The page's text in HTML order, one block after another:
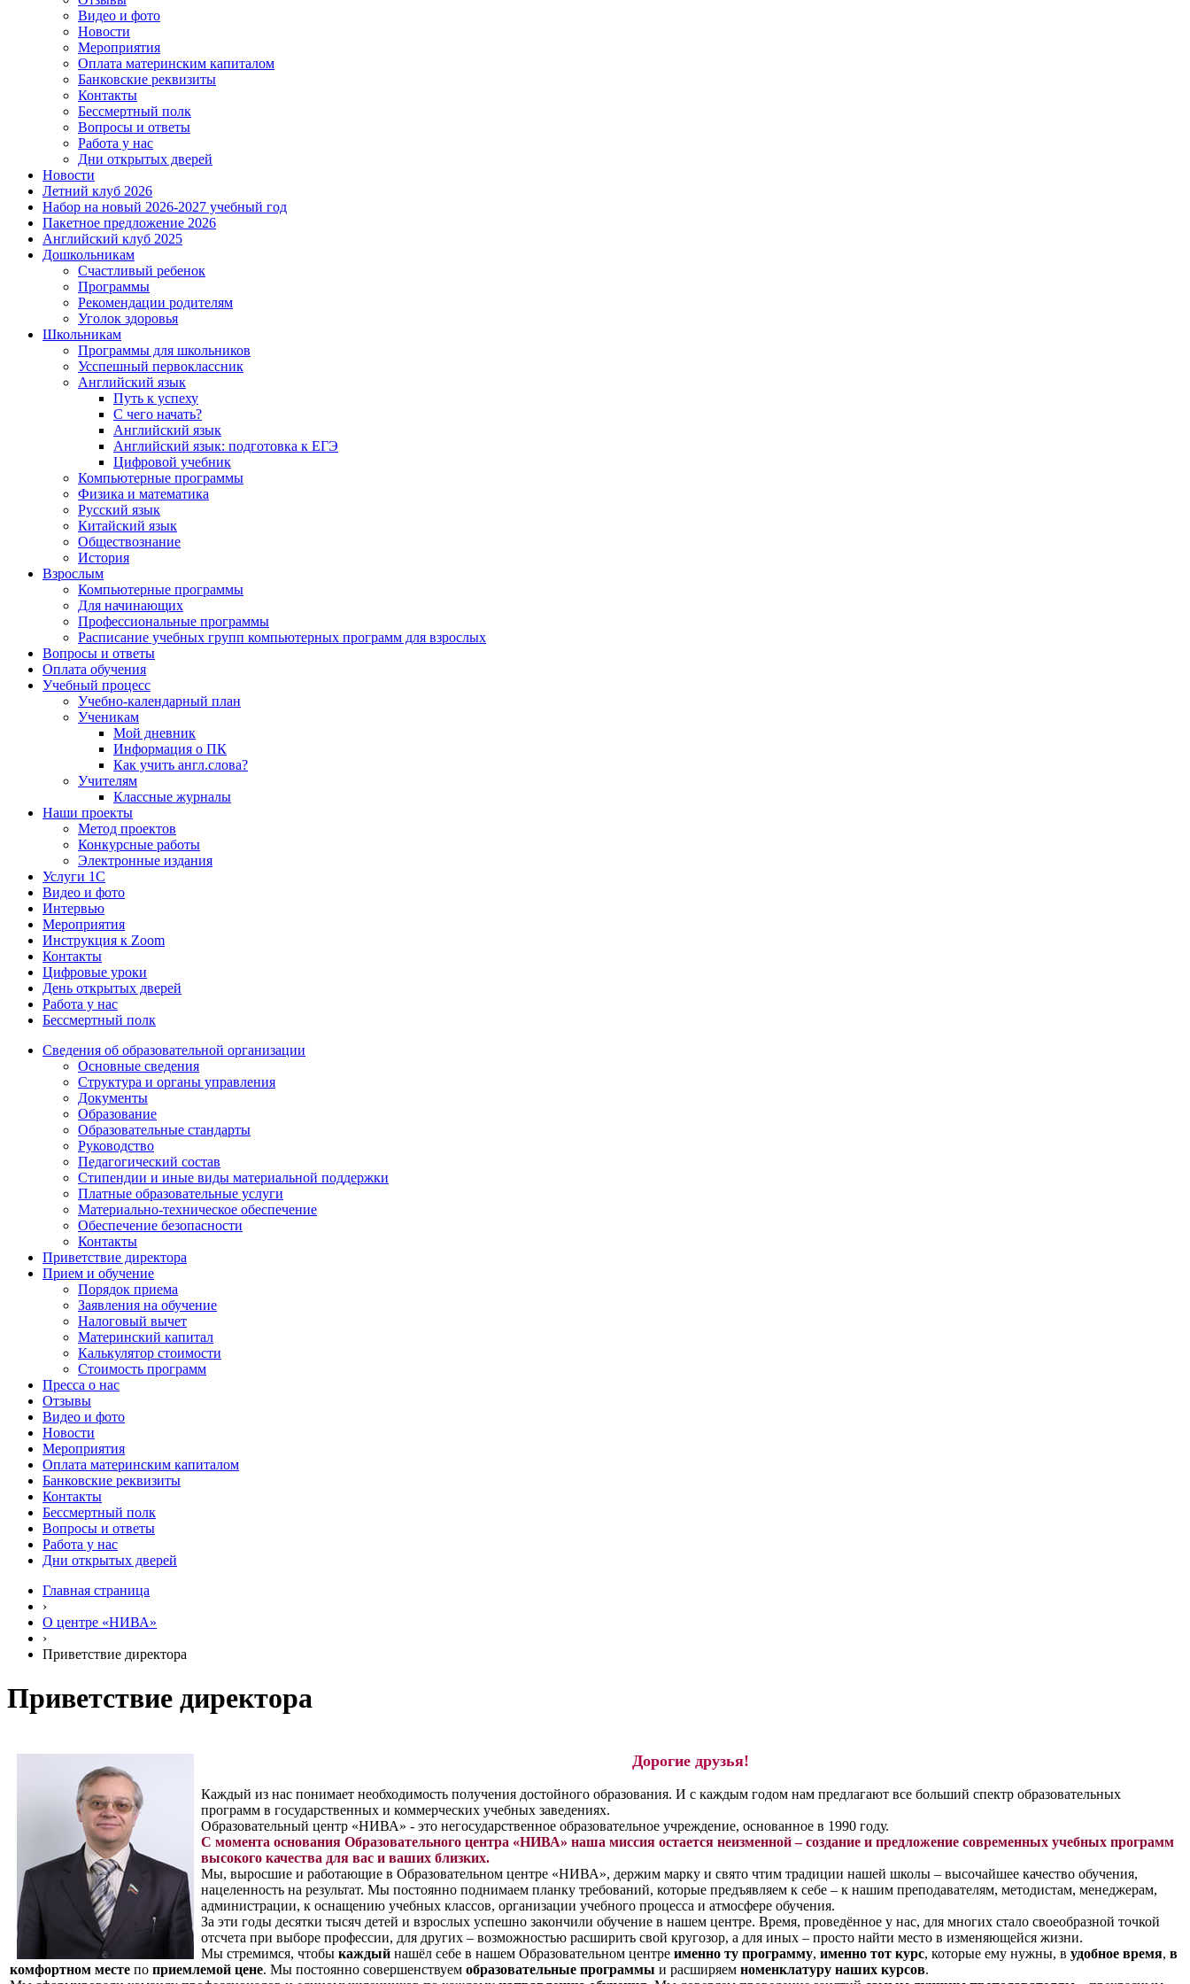
Видео и фото
Новости
Мероприятия
Оплата материнским капиталом
Банковские реквизиты
Контакты
Бессмертный полк
Вопросы и ответы
Работа у нас
Дни открытых дверей
Новости
Летний клуб 2026
Набор на новый 2026-2027 учебный год
Пакетное предложение 2026
Английский клуб 2025
Дошкольникам
Счастливый ребенок
Программы
Рекомендации родителям
Уголок здоровья
Школьникам
Программы для школьников
Усспешный первоклассник
Английский язык
Путь к успеху
С чего начать?
Английский язык
Английский язык: подготовка к ЕГЭ
Цифровой учебник
Компьютерные программы
Физика и математика
Русский язык
Китайский язык
Обществознание
История
Взрослым
Компьютерные программы
Для начинающих
Профессиональные программы
Расписание учебных групп компьютерных программ для взрослых
Вопросы и ответы
Оплата обучения
Учебный процесс
Учебно-календарный план
Ученикам
Мой дневник
Информация о ПК
Как учить англ.слова?
Учителям
Классные журналы
Наши проекты
Метод проектов
Конкурсные работы
Электронные издания
Услуги 1C
Видео и фото
Интервью
Мероприятия
Инструкция к Zoom
Контакты
Цифровые уроки
День открытых дверей
Работа у нас
Бессмертный полк
Сведения об образовательной организации
Основные сведения
Структура и органы управления
Документы
Образование
Образовательные стандарты
Руководство
Педагогический состав
Стипендии и иные виды материальной поддержки
Платные образовательные услуги
Материально-техническое обеспечение
Обеспечение безопасности
Контакты
Приветствие директора
Прием и обучение
Порядок приема
Заявления на обучение
Налоговый вычет
Материнский капитал
Калькулятор стоимости
Стоимость программ
Пресса о нас
Отзывы
Видео и фото
Новости
Мероприятия
Оплата материнским капиталом
Банковские реквизиты
Контакты
Бессмертный полк
Вопросы и ответы
Работа у нас
Дни открытых дверей
Главная страница
›
О центре «НИВА»
›
Приветствие директора
Приветствие директора
Дорогие друзья!
Каждый из нас понимает необходимость получения достойного образования. И с каждым годом нам предлагают все больший спектр образовательных
программ в государственных и коммерческих учебных заведениях.
Образовательный центр «НИВА» - это негосударственное образовательное учреждение, основанное в 1990 году.
С момента основания Образовательного центра «НИВА» наша миссия остается неизменной – создание и предложение современных учебных программ
высокого качества для вас и ваших близких.
Мы, выросшие и работающие в Образовательном центре «НИВА», держим марку и свято чтим традиции нашей школы – высочайшее качество обучения,
нацеленность на результат. Мы постоянно поднимаем планку требований, которые предъявляем к себе – к нашим преподавателям, методистам, менеджерам,
администрации, к оснащению учебных классов, организации учебного процесса и атмосфере обучения.
За эти годы десятки тысяч детей и взрослых успешно закончили обучение в нашем центре. Время, проведённое у нас, для многих стало своеобразной точкой
отсчета при выборе профессии, для других – возможностью расширить свой кругозор, а для иных – просто найти место в изменяющейся жизни.
Мы стремимся, чтобы каждый нашёл себе в нашем Образовательном центре именно ту программу, именно тот курс, которые ему нужны, в удобное время, в
комфортном месте по приемлемой цене. Мы постоянно совершенствуем образовательные программы и расширяем номенклатуру наших курсов.